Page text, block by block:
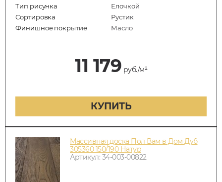
Тип рисунка
Елочкой
Сортировка
Рустик
Финишное покрытие
Масло
11 179 руб./м²
КУПИТЬ
Массивная доска Пол Вам в Дом Дуб
305360 150/190 Натур
Артикул: 34-003-00822